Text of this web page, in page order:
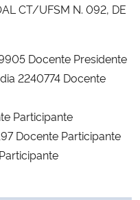
CT/UFSM N. 092, DE
Docente Presidente
2240774 Docente
Participante
Docente Participante